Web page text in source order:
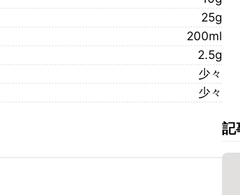
25g
200ml
2.5g
少々
少々
記